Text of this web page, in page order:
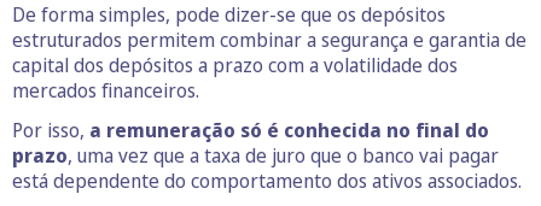
De forma simples, pode dizer-se que os depósitos
estruturados permitem combinar a segurança e garantia de
capital dos depósitos a prazo com a volatilidade dos
mercados financeiros.
Por isso, a remuneração só é conhecida no final do
prazo, uma vez que a taxa de juro que o banco vai pagar
está dependente do comportamento dos ativos associados.